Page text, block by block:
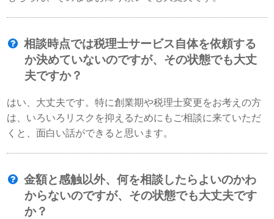
相談時点では税理士サービス自体を依頼する
か決めていないのですが、その状態でも大丈
夫ですか？
はい、大丈夫です。特に創業期や税理士変更をお考えの方
は、いろいろリスクを抑えるためにもご相談に来ていただ
くと、面白い話ができると思います。
金額と感触以外、何を相談したらよいのかわ
からないのですが、その状態でも大丈夫です
か？